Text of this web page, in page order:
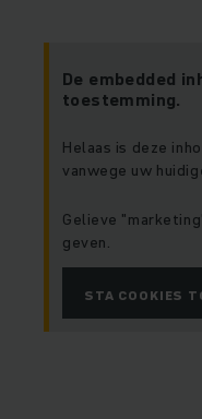
De embedded
toestemming.
Helaas is deze
vanwege uw
Gelieve
geven.
STA COOKIES